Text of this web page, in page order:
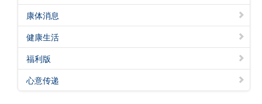
警声特刊
康体消息
健康生活
福利版
心意传递